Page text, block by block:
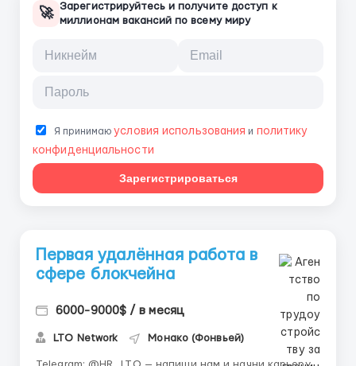
🚀 Зарегистрируйтесь и получите доступ к
миллионам вакансий по всему миру
Я принимаюусловия использования и политику
конфиденциальности
Зарегистрироваться
Первая удалённая работа в
сфере блокчейна
6000-9000$ / в месяц
LTO Network Монако (Фонвьей)